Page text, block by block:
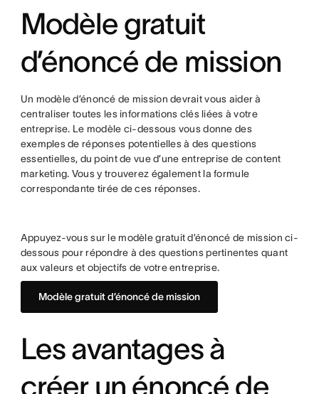
Modèle gratuit
d’énoncé de mission
Un modèle d’énoncé de mission devrait vous aider à
centraliser toutes les informations clés liées à votre
entreprise. Le modèle ci-dessous vous donne des
exemples de réponses potentielles à des questions
essentielles, du point de vue d’une entreprise de content
marketing. Vous y trouverez également la formule
correspondante tirée de ces réponses.
Appuyez-vous sur le modèle gratuit d’énoncé de mission ci-
dessous pour répondre à des questions pertinentes quant
aux valeurs et objectifs de votre entreprise.
Modèle gratuit d’énoncé de mission
Les avantages à
créer un énoncé de